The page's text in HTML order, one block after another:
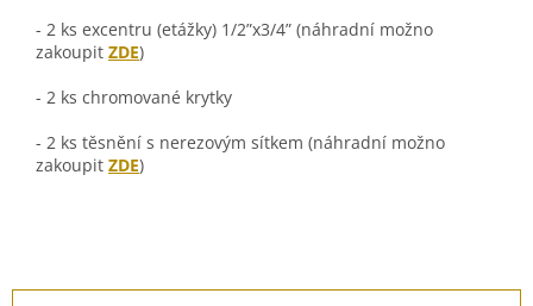
- 2 ks excentru (etážky) 1/2”x3/4” (náhradní možno
zakoupit ZDE)
- 2 ks chromované krytky
- 2 ks těsnění s nerezovým sítkem (náhradní možno
zakoupit ZDE)